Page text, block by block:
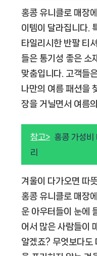
홍콩 유니클로 매장
이템이 달라집니다.
타일리시한 반팔 티
들은 통기성 좋은 소
맞춤입니다. 고객들
나만의 여름 패션을
장을 거닐면서 여름
참고> 홍콩 가성비
리
겨울이 다가오면 따
홍콩 유니클로 매장
운 아우터들이 눈에
어서 많은 사람들이
알겠죠? 무엇보다도